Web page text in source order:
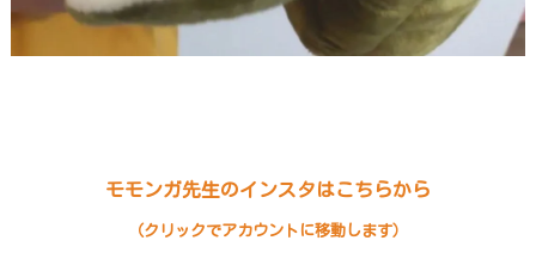
モモンガ先生のインスタはこちらから
（クリックでアカウントに移動します）